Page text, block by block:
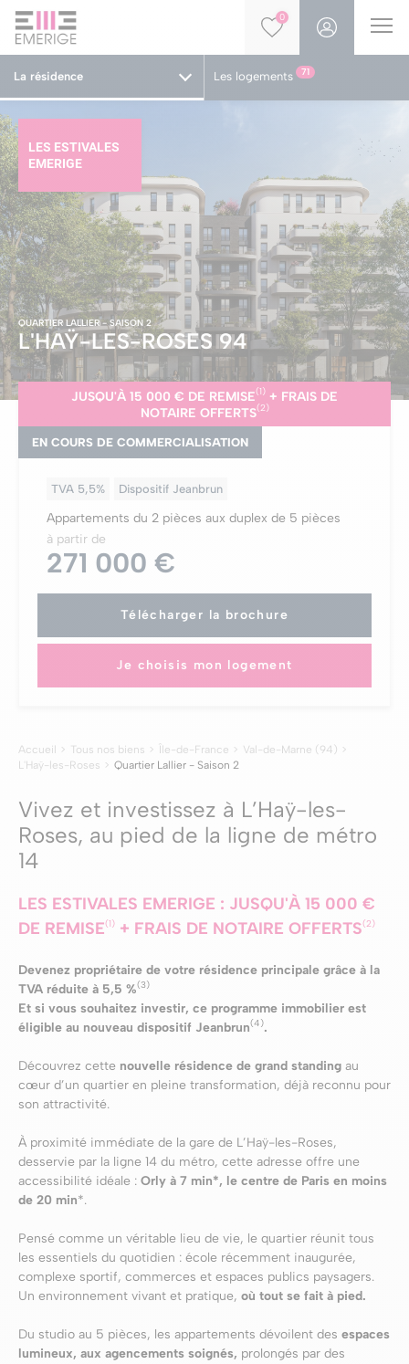
0
La résidence Les logements 71
QUARTIER LALLIER - SAISON 2
L'HAŸ-LES-ROSES94
JUSQU'À 15 000 € DE REMISE(1) + FRAIS DE
NOTAIRE OFFERTS(2)
EN COURS DE COMMERCIALISATION
TVA 5,5% Dispositif Jeanbrun
Appartements du 2 pièces aux duplex de 5 pièces
à partir de
271 000 €
Télécharger la brochure
Je choisis mon logement
LES ESTIVALES
EMERIGE
Accueil Tous nos biens Île-de-France
Val-de-Marne (94)
L'Haÿ-les-Roses
Quartier Lallier - Saison 2
Vivez et investissez à L’Haÿ-les-
Roses, au pied de la ligne de métro
14
LES ESTIVALES EMERIGE : JUSQU'À 15 000 €
DE REMISE(1) + FRAIS DE NOTAIRE OFFERTS(2)
Devenez propriétaire de votre résidence principale grâce à la
TVA réduite à 5,5 %(3)
Et si vous souhaitez investir, ce programme immobilier est
éligible au nouveau dispositif Jeanbrun(4).
Découvrez cette nouvelle résidence de grand standing au
cœur d’un quartier en pleine transformation, déjà reconnu pour
son attractivité.
À proximité immédiate de la gare de L’Haÿ-les-Roses,
desservie par la ligne 14 du métro, cette adresse offre une
accessibilité idéale : Orly à 7 min*, le centre de Paris en moins
de 20 min*.
Pensé comme un véritable lieu de vie, le quartier réunit tous
les essentiels du quotidien : école récemment inaugurée,
complexe sportif, commerces et espaces publics paysagers.
Un environnement vivant et pratique, où tout se fait à pied.
Du studio au 5 pièces, les appartements dévoilent des espaces
lumineux, aux agencements soignés, prolongés par des